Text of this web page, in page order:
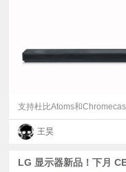
支持杜比Atoms和Chromecast
王昊
LG 显示器新品！下月